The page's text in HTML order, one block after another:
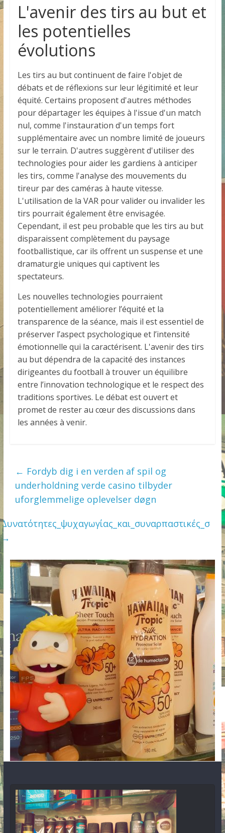
L'avenir des tirs au but et
les potentielles
évolutions
Les tirs au but continuent de faire l'objet de
débats et de réflexions sur leur légitimité et leur
équité. Certains proposent d'autres méthodes
pour départager les équipes à l'issue d'un match
nul, comme l'instauration d'un temps fort
supplémentaire avec un nombre limité de joueurs
sur le terrain. D'autres suggèrent d'utiliser des
technologies pour aider les gardiens à anticiper
les tirs, comme l'analyse des mouvements du
tireur par des caméras à haute vitesse.
L'utilisation de la VAR pour valider ou invalider les
tirs pourrait également être envisagée.
Cependant, il est peu probable que les tirs au but
disparaissent complètement du paysage
footballistique, car ils offrent un suspense et une
dramaturgie uniques qui captivent les
spectateurs.
Les nouvelles technologies pourraient
potentiellement améliorer l’équité et la
transparence de la séance, mais il est essentiel de
préserver l’aspect psychologique et l’intensité
émotionnelle qui la caractérisent. L'avenir des tirs
au but dépendra de la capacité des instances
dirigeantes du football à trouver un équilibre
entre l’innovation technologique et le respect des
traditions sportives. Le débat est ouvert et
promet de rester au cœur des discussions dans
les années à venir.
← Fordyb dig i en verden af spil og
underholdning verde casino tilbyder
uforglemmelige oplevelser døgn
Δυνατότητες_ψυχαγωγίας_και_συναρπαστικές_σ
→